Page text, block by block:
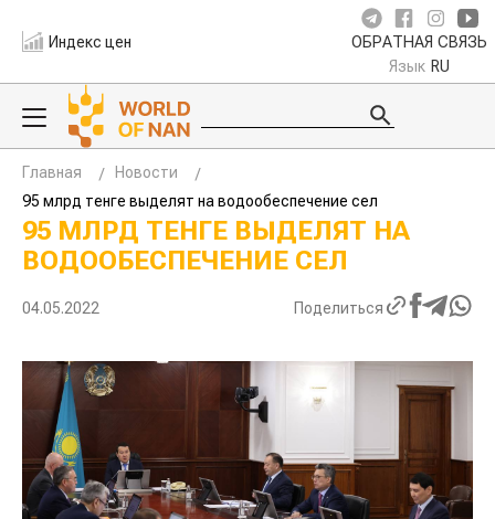
Индекс цен ОБРАТНАЯ СВЯЗЬ
Язык RU
Главная
Новости
95 млрд тенге выделят на водообеспечение сел
95 МЛРД ТЕНГЕ ВЫДЕЛЯТ НА
ВОДООБЕСПЕЧЕНИЕ СЕЛ
04.05.2022 Поделиться